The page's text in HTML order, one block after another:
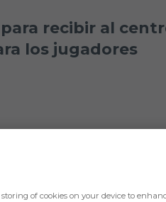
recibir al
los jugadores
of cookies on your device to